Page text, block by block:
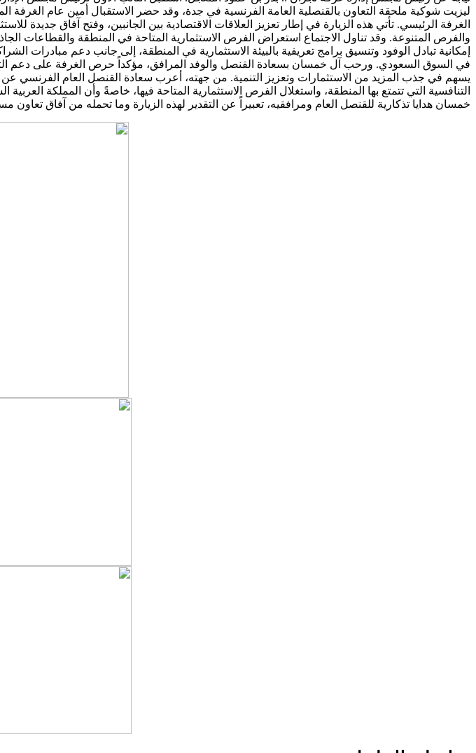
ليزيت شوكية ملحقة التعاون بالقنصلية العامة الفرنسية في جدة، وقد حضر الاستقبال أمين عام
الغرفة الرئيسي. تأتي هذه الزيارة في إطار تعزيز العلاقات الاقتصادية بين الجانبين، وفتح آفاق
والفرص المتنوعة. وقد تناول الاجتماع استعراض الفرص الاستثمارية المتاحة في المنطقة والقطاعات
إمكانية تبادل الوفود وتنسيق برامج تعريفية بالبيئة الاستثمارية في المنطقة، إلى جانب دعم
في السوق السعودي. ورحب آل خمسان بسعادة القنصل والوفد المرافق، مؤكداً حرص الغرفة على دعم
يسهم في جذب المزيد من الاستثمارات وتعزيز التنمية. من جهته، أعرب سعادة القنصل العام الفرنسي
التنافسية التي تتمتع بها المنطقة، واستغلال الفرص الاستثمارية المتاحة فيها، خاصةً وأن المملكة
خمسان هدايا تذكارية للقنصل العام ومرافقيه، تعبيراً عن التقدير لهذه الزيارة وما تحمله من آفاق تعاون